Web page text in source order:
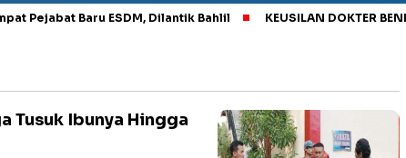
Baru ESDM, Dilantik Bahlil KEUSILAN DOKTER BENI,
Tusuk Ibunya Hingga